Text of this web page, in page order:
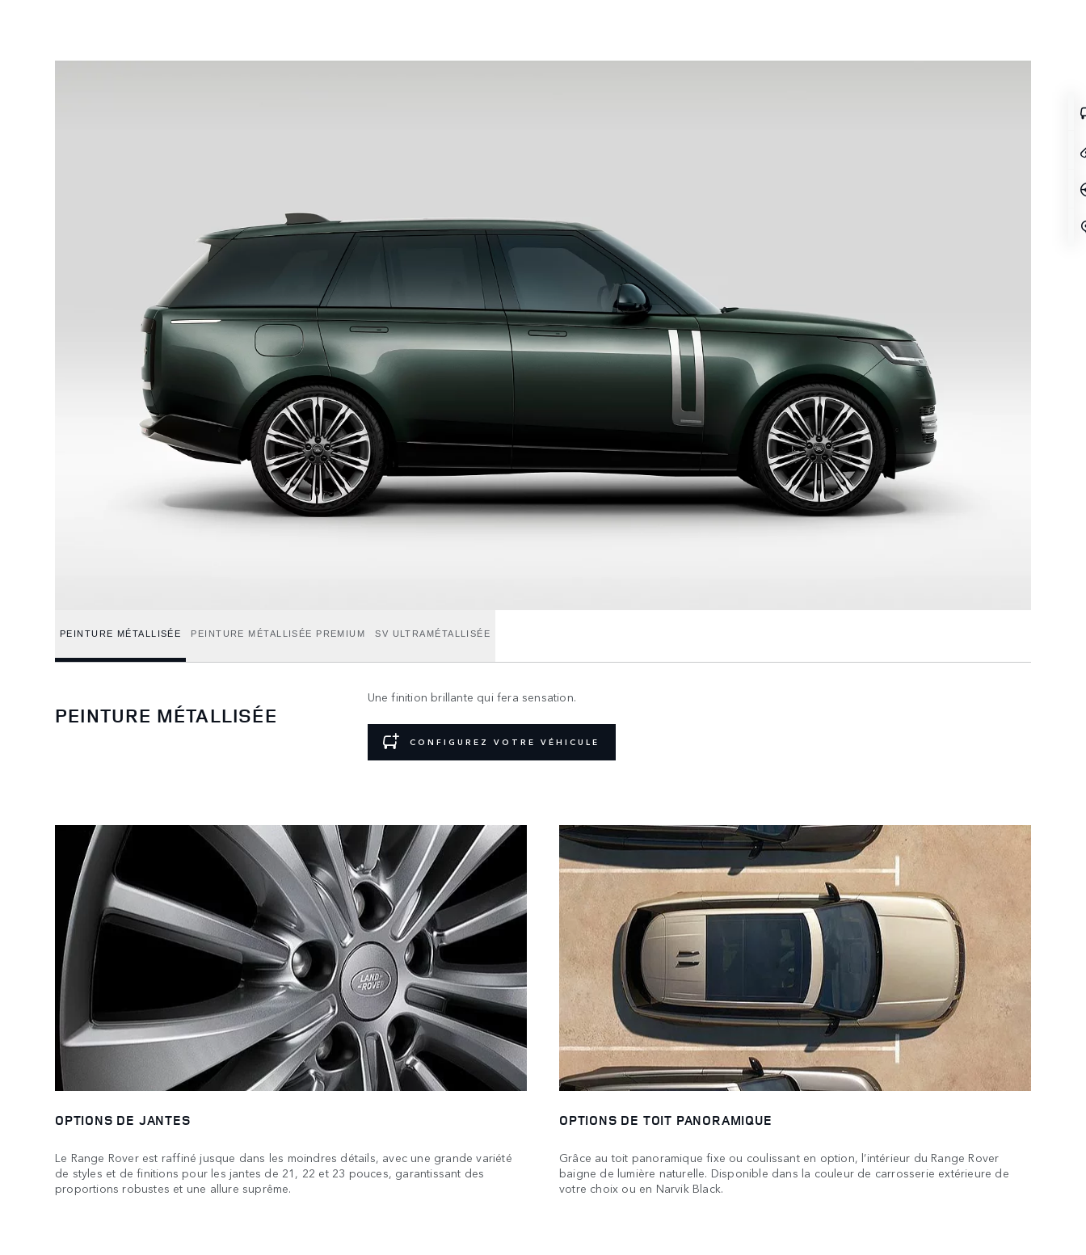
PEINTURE MÉTALLISÉE PEINTURE MÉTALLISÉE PREMIUM SV ULTRAMÉTALLISÉE
PEINTURE MÉTALLISÉE
Une finition brillante qui fera sensation.
CONFIGUREZ VOTRE VÉHICULE
OPTIONS DE JANTES
Le Range Rover est raffiné jusque dans les moindres détails, avec une grande variété
de styles et de finitions pour les jantes de 21, 22 et 23 pouces, garantissant des
proportions robustes et une allure suprême.
OPTIONS DE TOIT PANORAMIQUE
Grâce au toit panoramique fixe ou coulissant en option, l’intérieur du Range Rover
baigne de lumière naturelle. Disponible dans la couleur de carrosserie extérieure de
votre choix ou en Narvik Black.